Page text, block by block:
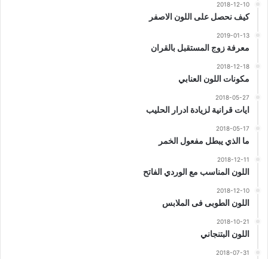
2018-12-10
كيف نحصل على اللون الاصفر
2019-01-13
معرفة زوج المستقبل بالقران
2018-12-18
مكونات اللون العنابي
2018-05-27
ايات قرانية لزيادة ادرار الحليب
2018-05-17
ما الذي يبطل مفعول الخمر
2018-12-11
اللون المناسب مع الوردي الفاتح
2018-12-10
اللون الطوبى فى الملابس
2018-10-21
اللون البتنجاني
2018-07-31